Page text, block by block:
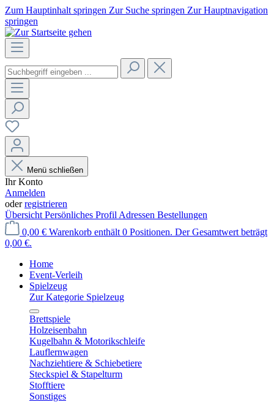
Zum Hauptinhalt springen Zur Suche springen Zur Hauptnavigation
springen
Menü schließen
Ihr Konto
Anmelden
oderregistrieren
Übersicht Persönliches Profil Adressen Bestellungen
0,00 € Warenkorb enthält 0 Positionen. Der Gesamtwert beträgt
0,00 €.
Home
Event-Verleih
Spielzeug
Zur Kategorie Spielzeug
Brettspiele
Holzeisenbahn
Kugelbahn & Motorikschleife
Lauflernwagen
Nachziehtiere & Schiebetiere
Steckspiel & Stapelturm
Stofftiere
Sonstiges